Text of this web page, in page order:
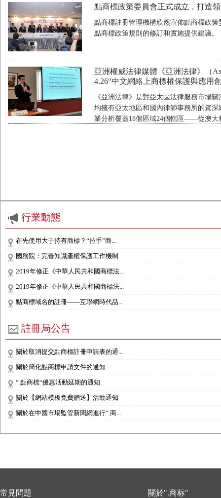
點商標政策委員會正式成立，打造
點商標註冊管理機構欣然宣佈點商標政
點商標政策規則的修訂和實施提供建議。
亞洲權威法律媒體《亞洲法律》（
4.26“中文網絡上商標權保護與應用
《亞洲法律》是對亞太區法律服務市場
均擁有亞太地區和國內律師事務所的資
業分析覆蓋18個區域24個轄區——從澳大
行業動態
在先使用大于持有商標？“拉手”商...
國務院：完善知識產權保護工作機制
2019年修正《中華人民共和國商標法...
2019年修正《中華人民共和國商標法...
點商標域名的註冊——互聯網時代品...
註冊局公告
關於取消提交點商標註冊申請表的通...
關於簡化點商標申請文件的通知
“ 點商標“優惠活動延期的通知
關於【網站模板免費贈送】活動通知
關於在中國市場監管新聞網進行“.商...
常見問題 關於".商标"